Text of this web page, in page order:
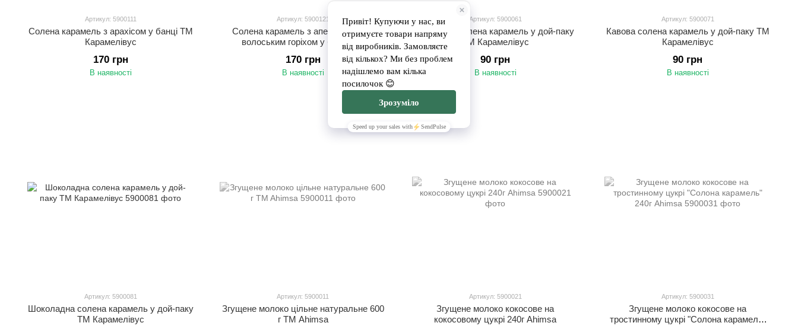
Артикул: 5900111
Солена карамель з арахісом у банці ТМ
Карамелівус
170 грн
В наявності
Артикул: 5900121
Солена карамель з апельсином та
волоським горіхом у банці ТМ
170 грн
В наявності
Артикул: 5900061
Класична солена карамель у дой-паку
ТМ Карамелівус
90 грн
В наявності
Артикул: 5900071
Кавова солена карамель у дой-паку ТМ
Карамелівус
90 грн
В наявності
Артикул: 5900081
Шоколадна солена карамель у дой-паку
ТМ Карамелівус
Артикул: 5900011
Згущене молоко цільне натуральне 600
г TM Ahimsa
Артикул: 5900021
Згущене молоко кокосове на
кокосовому цукрі 240г Ahimsa
Артикул: 5900031
Згущене молоко кокосове на
тростинному цукрі "Солона карамель"